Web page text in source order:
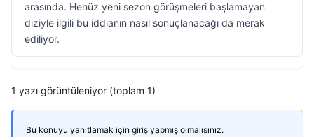
arasında. Henüz yeni sezon görüşmeleri başlamayan
diziyle ilgili bu iddianın nasıl sonuçlanacağı da merak
ediliyor.
1 yazı görüntüleniyor (toplam 1)
Bu konuyu yanıtlamak için giriş yapmış olmalısınız.